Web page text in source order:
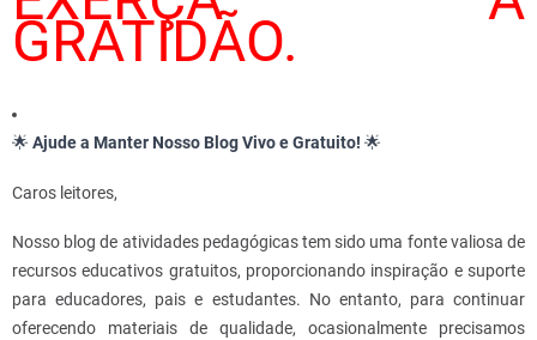
GRATIDÃO.
🌟 Ajude a Manter Nosso Blog Vivo e Gratuito! 🌟
Caros leitores,
Nosso blog de atividades pedagógicas tem sido uma fonte valiosa de
recursos educativos gratuitos, proporcionando inspiração e suporte
para educadores, pais e estudantes. No entanto, para continuar
oferecendo materiais de qualidade, ocasionalmente precisamos